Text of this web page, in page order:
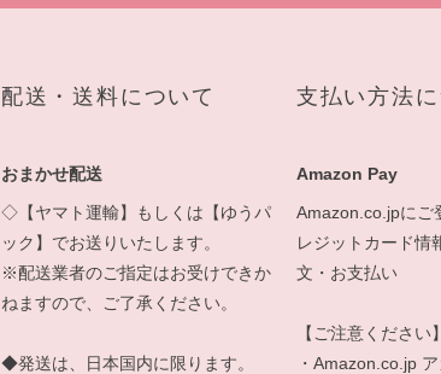
配送・送料について
おまかせ配送
◇【ヤマト運輸】もしくは【ゆうパ
ック】でお送りいたします。
※配送業者のご指定はお受けできか
ねますので、ご了承ください。
◆発送は、日本国内に限ります。
支払い方法
Amazon Pay
Amazon.co.jpにご
レジットカード情
文・お支払い
【ご注意ください】
・Amazon.co.jp